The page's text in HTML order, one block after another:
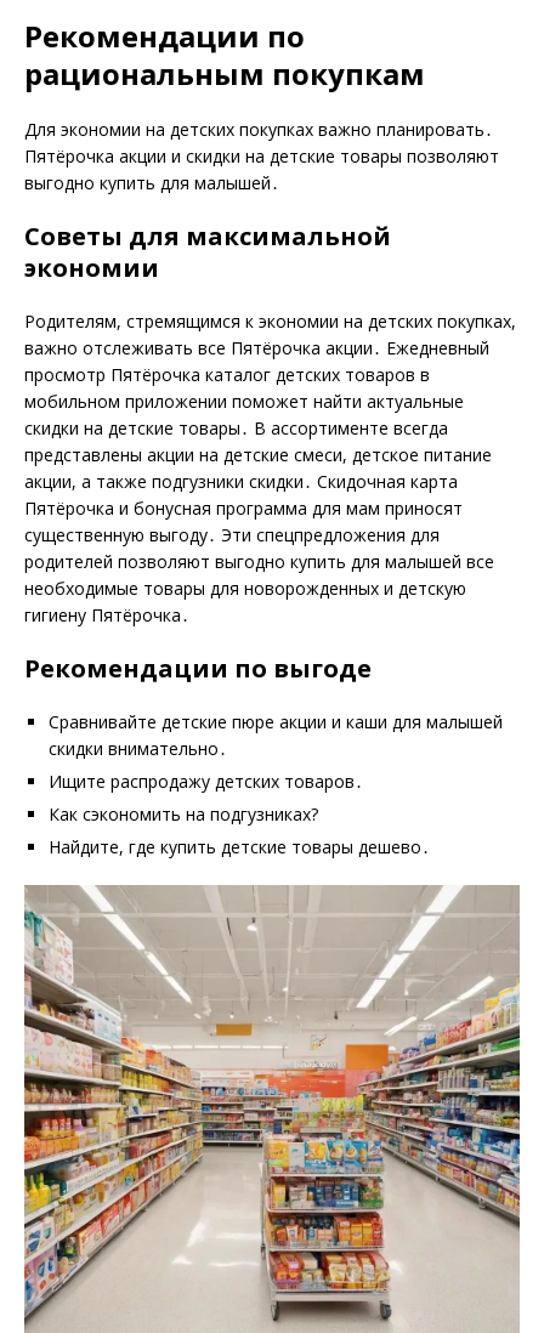
Рекомендации по
рациональным покупкам
Для экономии на детских покупках важно планировать․
Пятёрочка акции и скидки на детские товары позволяют
выгодно купить для малышей․
Советы для максимальной
экономии
Родителям, стремящимся к экономии на детских покупках,
важно отслеживать все Пятёрочка акции․ Ежедневный
просмотр Пятёрочка каталог детских товаров в
мобильном приложении поможет найти актуальные
скидки на детские товары․ В ассортименте всегда
представлены акции на детские смеси, детское питание
акции, а также подгузники скидки․ Скидочная карта
Пятёрочка и бонусная программа для мам приносят
существенную выгоду․ Эти спецпредложения для
родителей позволяют выгодно купить для малышей все
необходимые товары для новорожденных и детскую
гигиену Пятёрочка․
Рекомендации по выгоде
Сравнивайте детские пюре акции и каши для малышей
скидки внимательно․
Ищите распродажу детских товаров․
Как сэкономить на подгузниках?
Найдите, где купить детские товары дешево․